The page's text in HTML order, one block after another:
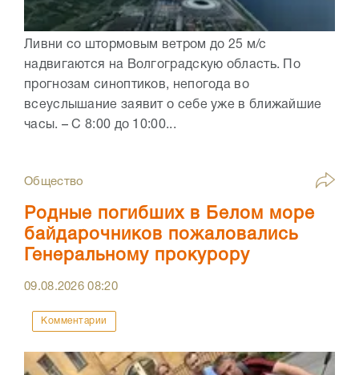
Ливни со штормовым ветром до 25 м/с
надвигаются на Волгоградскую область. По
прогнозам синоптиков, непогода во
всеуслышание заявит о себе уже в ближайшие
часы. – С 8:00 до 10:00...
Общество
Родные погибших в Белом море
байдарочников пожаловались
Генеральному прокурору
09.08.202608:20
Комментарии